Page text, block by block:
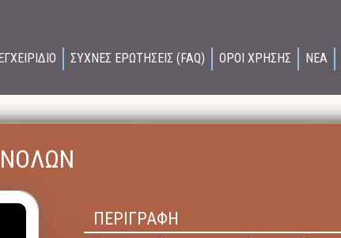
ΣΥΧΝΕΣ ΕΡΩΤΗΣΕΙΣ (FAQ) ΟΡΟΙ ΧΡΗΣΗΣ ΝΕΑ
ΠΕΡΙΓΡΑΦΗ